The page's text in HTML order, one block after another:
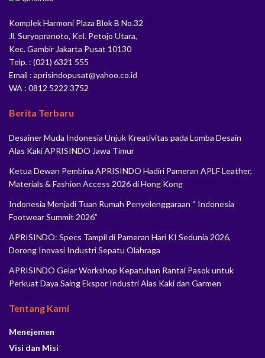
Komplek Harmoni Plaza Blok B No.32
Jl. Suryopranoto, Kel. Petojo Utara,
Kec. Gambir Jakarta Pusat 10130
Telp. : (021) 6321 555
Email : aprisindopusat@yahoo.co.id
WA : 0812 5222 3752
Berita Terbaru
Desainer Muda Indonesia Unjuk Kreativitas pada Lomba Desain
Alas Kaki APRISINDO Jawa Timur
Ketua Dewan Pembina APRISINDO Hadiri Pameran APLF Leather,
Materials & Fashion Access 2026 di Hong Kong
Indonesia Menjadi Tuan Rumah Penyelenggaraan “ Indonesia
Footwear Summit 2026”
APRISINDO: Specs Tampil di Pameran Hari KI Sedunia 2026,
Dorong Inovasi Industri Sepatu Olahraga
APRISINDO Gelar Workshop Kepatuhan Rantai Pasok untuk
Perkuat Daya Saing Ekspor Industri Alas Kaki dan Garmen
Tentang Kami
Menejemen
Visi dan Misi